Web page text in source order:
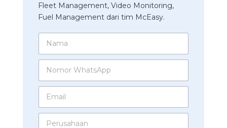
Fleet Management, Video Monitoring,
Fuel Management dari tim McEasy.
N
m
N
m
W
E
a
P